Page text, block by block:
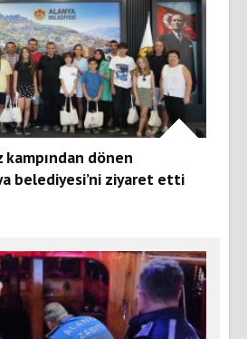
kampından dönen
belediyesi’ni ziyaret etti